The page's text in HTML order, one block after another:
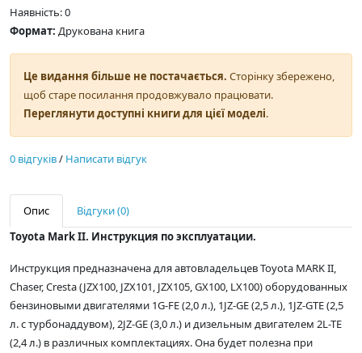
Наявність: 0
Формат: Друкована книга
Це видання більше не постачається. Сторінку збережено,
щоб старе посилання продовжувало працювати.
Переглянути доступні книги для цієї моделі.
0 відгуків/ Написати відгук
Опис
Відгуки (0)
Toyota Mark II. Инструкция по эксплуатации.
Инструкция предназначена для автовладельцев Toyota MARK II,
Chaser, Cresta (JZX100, JZX101, JZX105, GX100, LX100) оборудованных
бензиновыми двигателями 1G-FE (2,0 л.), 1JZ-GE (2,5 л.), 1JZ-GTE (2,5
л. с турбонаддувом), 2JZ-GE (3,0 л.) и дизельным двигателем 2L-TE
(2,4 л.) в различных комплектациях. Она будет полезна при